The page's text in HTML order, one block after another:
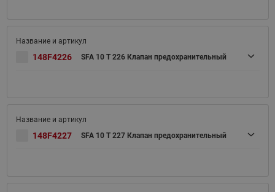
148F4226 SFA 10 T 226 Клапан предохранительный
148F4227 SFA 10 T 227 Клапан предохранительный